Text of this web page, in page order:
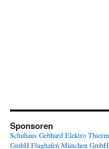
Sponsoren
Schuhaus Gebhard Elektro
GmbH Flughafen München GmbH